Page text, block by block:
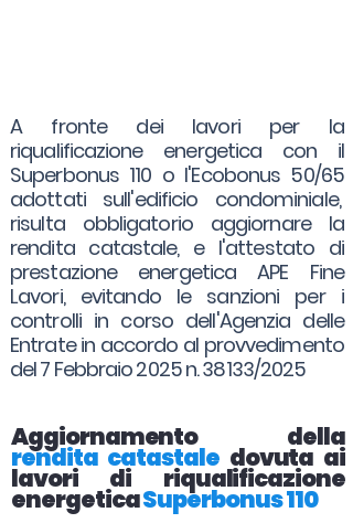
A fronte dei lavori per la
riqualificazione energetica con il
Superbonus 110 o l'Ecobonus 50/65
adottati sull'edificio condominiale,
risulta obbligatorio aggiornare la
rendita catastale, e l'attestato di
prestazione energetica APE Fine
Lavori, evitando le sanzioni per i
controlli in corso dell'Agenzia delle
Entrate in accordo al provvedimento
del 7 Febbraio 2025 n. 38133/2025
Aggiornamento della
rendita catastale dovuta ai
lavori di riqualificazione
energeticaSuperbonus 110